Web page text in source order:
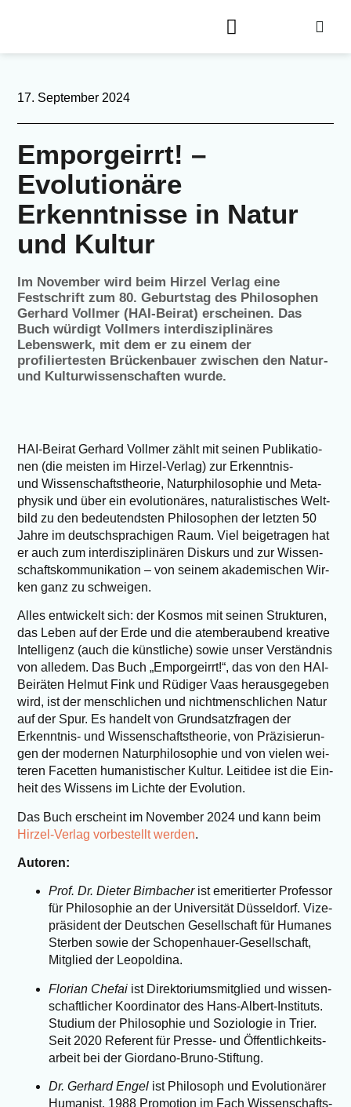
17. September 2024
Emporgeirrt! –
Evolutionäre
Erkenntnisse in Natur
und Kultur
Im November wird beim Hirzel Verlag eine
Festschrift zum 80. Geburtstag des Philosophen
Gerhard Vollmer (HAI-Beirat) erscheinen. Das
Buch würdigt Vollmers interdisziplinäres
Lebenswerk, mit dem er zu einem der
profiliertesten Brückenbauer zwischen den Natur-
und Kulturwissenschaften wurde.
HAI-Bei­rat Ger­hard Voll­mer zählt mit sei­nen Publi­ka­tio­
nen (die meis­ten im Hir­zel-Ver­lag) zur Erkennt­nis-
und Wis­sen­schafts­theo­rie, Natur­phi­lo­so­phie und Meta­
phy­sik und über ein evo­lu­tio­nä­res, natu­ra­lis­ti­sches Welt­
bild zu den bedeu­tends­ten Phi­lo­so­phen der letz­ten 50
Jah­re im deutsch­spra­chi­gen Raum. Viel bei­getra­gen hat
er auch zum inter­dis­zi­pli­nä­ren Dis­kurs und zur Wis­sen­
schafts­kom­mu­ni­ka­ti­on – von sei­nem aka­de­mi­schen Wir­
ken ganz zu schweigen.
Alles ent­wi­ckelt sich: der Kos­mos mit sei­nen Struk­tu­ren,
das Leben auf der Erde und die atem­be­rau­bend krea­ti­ve
Intel­li­genz (auch die künst­li­che) sowie unser Ver­ständ­nis
von alle­dem. Das Buch „Empor­ge­irrt!“, das von den HAI-
Bei­rä­ten Hel­mut Fink und Rüdi­ger Vaas her­aus­ge­ge­ben
wird, ist der mensch­li­chen und nicht­mensch­li­chen Natur
auf der Spur. Es han­delt von Grund­satz­fra­gen der
Erkennt­nis- und Wis­sen­schafts­theo­rie, von Prä­zi­sie­run­
gen der moder­nen Natur­phi­lo­so­phie und von vie­len wei­
te­ren Facet­ten huma­nis­ti­scher Kul­tur. Leit­idee ist die Ein­
heit des Wis­sens im Lich­te der Evolution.
Das Buch erscheint im Novem­ber 2024 und kann beim
Hir­zel-Ver­lag vor­be­stellt wer­den.
Autoren:
Prof. Dr. Die­ter Birn­ba­cherist eme­ri­tier­ter Pro­fes­sor
für Phi­lo­so­phie an der Uni­ver­si­tät Düs­sel­dorf. Vize­
prä­si­dent der Deut­schen Gesell­schaft für Huma­nes
Ster­ben sowie der Scho­pen­hau­er-Gesell­schaft,
Mit­glied der Leopoldina.
Flo­ri­an Che­fai ist Direk­to­ri­ums­mit­glied und wis­sen­
schaft­li­cher Koor­di­na­tor des Hans-Albert-Insti­tuts.
Stu­di­um der Phi­lo­so­phie und Sozio­lo­gie in Trier.
Seit 2020 Refe­rent für Pres­se- und Öffent­lich­keits­
ar­beit bei der Giordano-Bruno-Stiftung.
Dr. Ger­hard Engel ist Phi­lo­soph und Evo­lu­tio­nä­rer
Huma­nist. 1988 Pro­mo­ti­on im Fach Wis­sen­schafts­